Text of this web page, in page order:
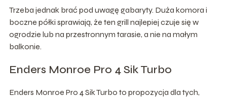
Trzeba jednak brać pod uwagę gabaryty. Duża komora i
boczne półki sprawiają, że ten grill najlepiej czuje się w
ogrodzie lub na przestronnym tarasie, a nie na małym
balkonie.
Enders Monroe Pro 4 Sik Turbo
Enders Monroe Pro 4 Sik Turbo to propozycja dla tych,